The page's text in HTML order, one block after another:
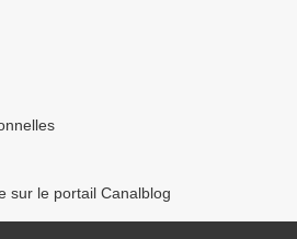
sur le portail Canalblog